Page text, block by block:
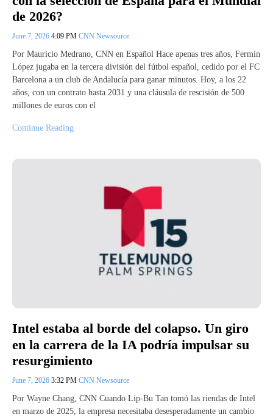
de 2026?
June 7, 2026 4:09 PM CNN Newsource
Por Mauricio Medrano, CNN en Español Hace apenas tres años, Fermín
López jugaba en la tercera división del fútbol español, cedido por el FC
Barcelona a un club de Andalucía para ganar minutos. Hoy, a los 22
años, con un contrato hasta 2031 y una cláusula de rescisión de 500
millones de euros con el
Continue Reading
Intel estaba al borde del colapso. Un giro
en la carrera de la IA podría impulsar su
resurgimiento
June 7, 2026 3:32 PM CNN Newsource
Por Wayne Chang, CNN Cuando Lip-Bu Tan tomó las riendas de Intel
en marzo de 2025, la empresa necesitaba desesperadamente un cambio